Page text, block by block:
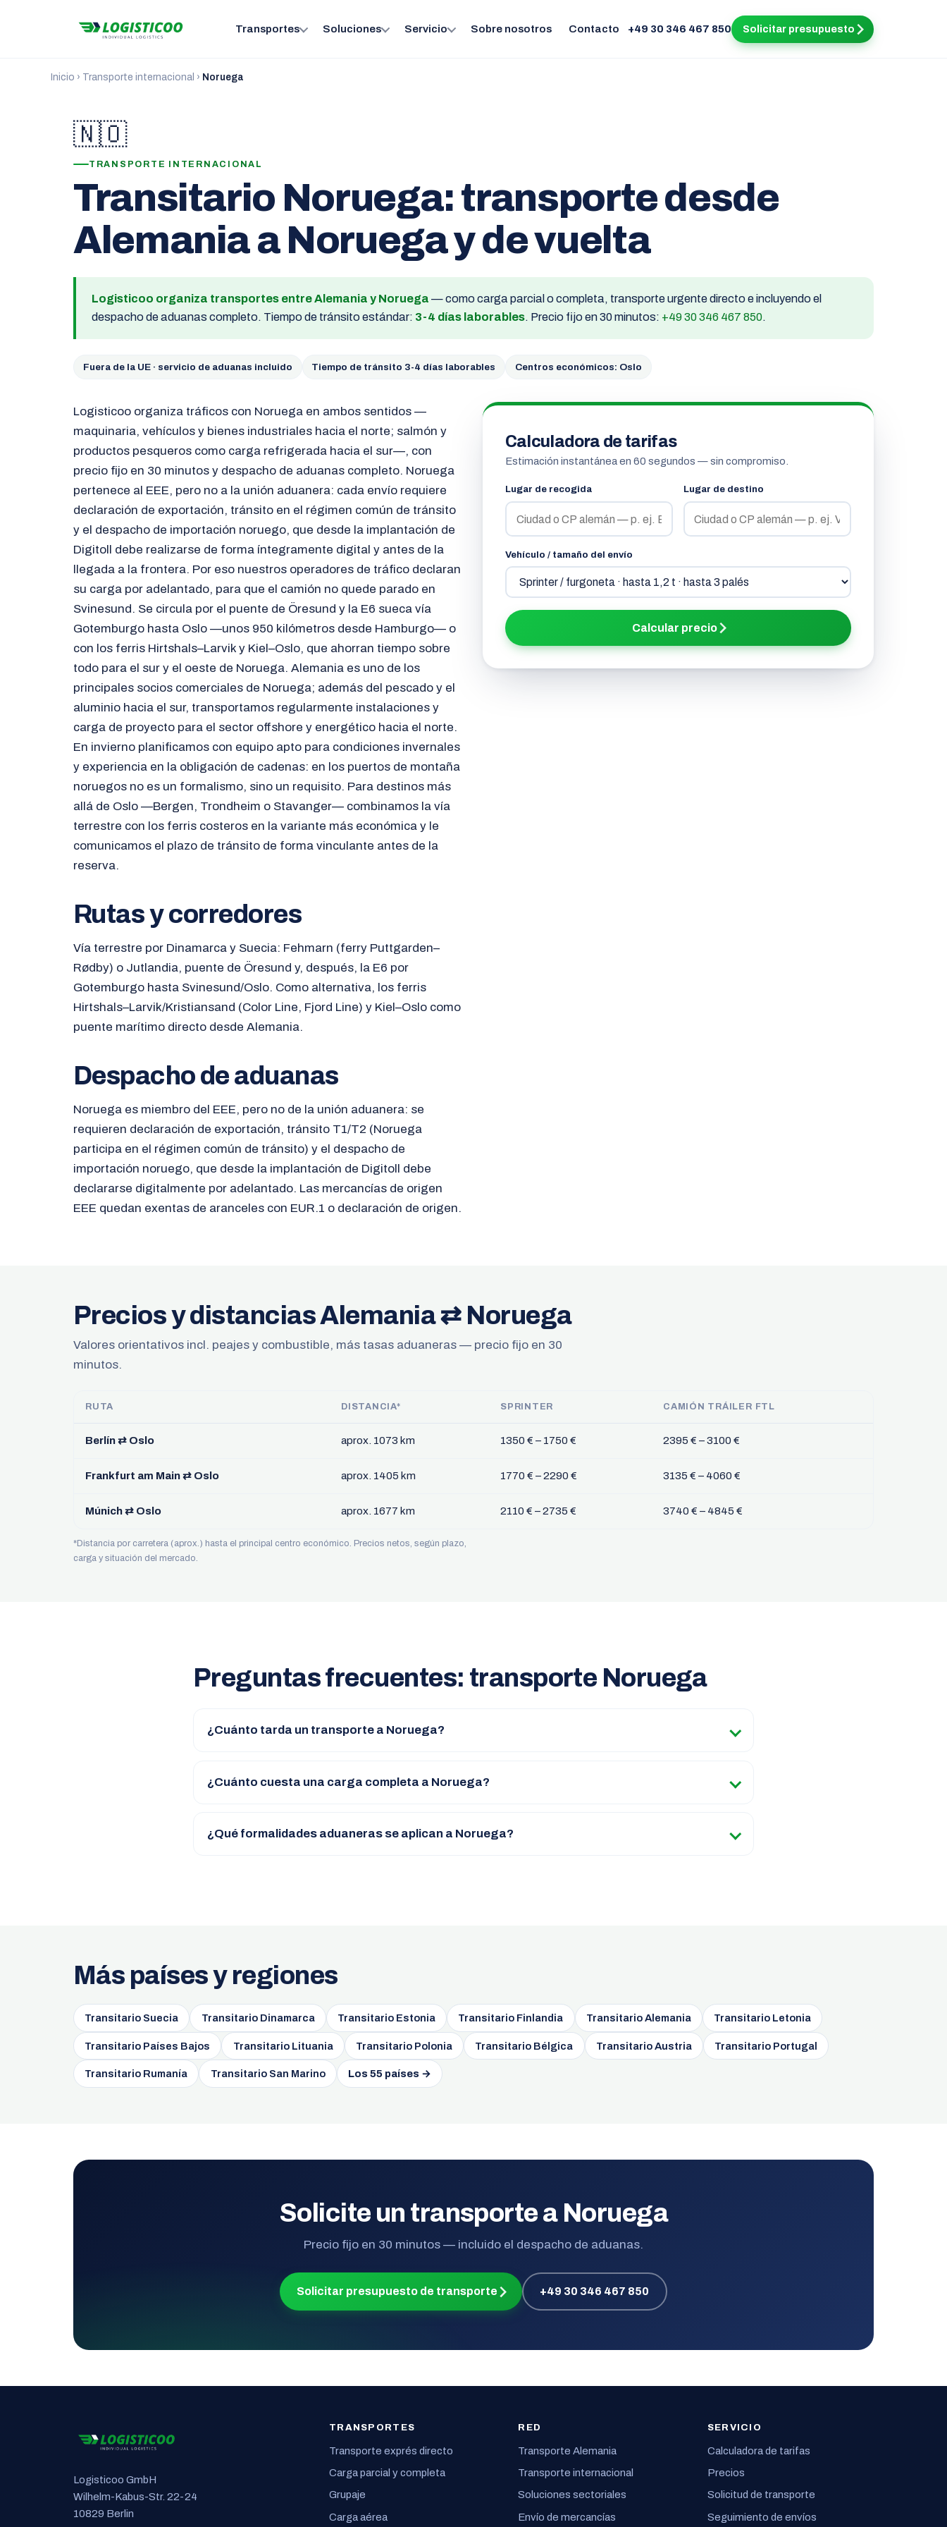
Transportes Soluciones Servicio Sobre nosotros Contacto +49 30 346 467 850 Solicitar presupuesto
Inicio › Transporte internacional › Noruega
🇳🇴
TRANSPORTE INTERNACIONAL
Transitario Noruega: transporte desde
Alemania a Noruega y de vuelta
Logisticoo organiza transportes entre Alemania y Noruega — como carga parcial o completa, transporte urgente directo e incluyendo el
despacho de aduanas completo. Tiempo de tránsito estándar: 3-4 días laborables. Precio fijo en 30 minutos: +49 30 346 467 850.
Fuera de la UE · servicio de aduanas incluido Tiempo de tránsito 3-4 días laborables Centros económicos: Oslo
Logisticoo organiza tráficos con Noruega en ambos sentidos —
maquinaria, vehículos y bienes industriales hacia el norte; salmón y
productos pesqueros como carga refrigerada hacia el sur—, con
precio fijo en 30 minutos y despacho de aduanas completo. Noruega
pertenece al EEE, pero no a la unión aduanera: cada envío requiere
declaración de exportación, tránsito en el régimen común de tránsito
y el despacho de importación noruego, que desde la implantación de
Digitoll debe realizarse de forma íntegramente digital y antes de la
llegada a la frontera. Por eso nuestros operadores de tráfico declaran
su carga por adelantado, para que el camión no quede parado en
Svinesund. Se circula por el puente de Öresund y la E6 sueca vía
Gotemburgo hasta Oslo —unos 950 kilómetros desde Hamburgo— o
con los ferris Hirtshals–Larvik y Kiel–Oslo, que ahorran tiempo sobre
todo para el sur y el oeste de Noruega. Alemania es uno de los
principales socios comerciales de Noruega; además del pescado y el
aluminio hacia el sur, transportamos regularmente instalaciones y
carga de proyecto para el sector offshore y energético hacia el norte.
En invierno planificamos con equipo apto para condiciones invernales
y experiencia en la obligación de cadenas: en los puertos de montaña
noruegos no es un formalismo, sino un requisito. Para destinos más
allá de Oslo —Bergen, Trondheim o Stavanger— combinamos la vía
terrestre con los ferris costeros en la variante más económica y le
comunicamos el plazo de tránsito de forma vinculante antes de la
reserva.
Rutas y corredores
Vía terrestre por Dinamarca y Suecia: Fehmarn (ferry Puttgarden–
Rødby) o Jutlandia, puente de Öresund y, después, la E6 por
Gotemburgo hasta Svinesund/Oslo. Como alternativa, los ferris
Hirtshals–Larvik/Kristiansand (Color Line, Fjord Line) y Kiel–Oslo como
puente marítimo directo desde Alemania.
Despacho de aduanas
Noruega es miembro del EEE, pero no de la unión aduanera: se
requieren declaración de exportación, tránsito T1/T2 (Noruega
participa en el régimen común de tránsito) y el despacho de
importación noruego, que desde la implantación de Digitoll debe
declararse digitalmente por adelantado. Las mercancías de origen
EEE quedan exentas de aranceles con EUR.1 o declaración de origen.
Calculadora de tarifas
Estimación instantánea en 60 segundos — sin compromiso.
Lugar de recogida Lugar de destino
Vehículo / tamaño del envío
Calcular precio
Precios y distancias Alemania ⇄ Noruega
Valores orientativos incl. peajes y combustible, más tasas aduaneras — precio fijo en 30
minutos.
RUTA DISTANCIA* SPRINTER CAMIÓN TRÁILER FTL
Berlín ⇄ Oslo aprox. 1073 km 1350 € – 1750 € 2395 € – 3100 €
Frankfurt am Main ⇄ Oslo aprox. 1405 km 1770 € – 2290 € 3135 € – 4060 €
Múnich ⇄ Oslo aprox. 1677 km 2110 € – 2735 € 3740 € – 4845 €
*Distancia por carretera (aprox.) hasta el principal centro económico. Precios netos, según plazo,
carga y situación del mercado.
Preguntas frecuentes: transporte Noruega
¿Cuánto tarda un transporte a Noruega?
¿Cuánto cuesta una carga completa a Noruega?
¿Qué formalidades aduaneras se aplican a Noruega?
Más países y regiones
Transitario Suecia Transitario Dinamarca Transitario Estonia Transitario Finlandia Transitario Alemania Transitario Letonia
Transitario Países Bajos Transitario Lituania Transitario Polonia Transitario Bélgica Transitario Austria Transitario Portugal
Transitario Rumanía Transitario San Marino Los 55 países →
Solicite un transporte a Noruega
Precio fijo en 30 minutos — incluido el despacho de aduanas.
Solicitar presupuesto de transporte +49 30 346 467 850
Logisticoo GmbH
Wilhelm-Kabus-Str. 22-24
10829 Berlin
TRANSPORTES
Transporte exprés directo
Carga parcial y completa
Grupaje
Carga aérea
RED
Transporte Alemania
Transporte internacional
Soluciones sectoriales
Envío de mercancías
SERVICIO
Calculadora de tarifas
Precios
Solicitud de transporte
Seguimiento de envíos